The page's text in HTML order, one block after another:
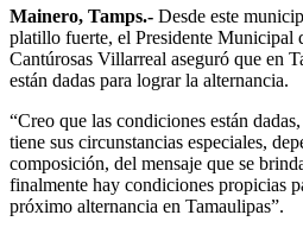
Mainero, Tamps.- Desde este
platillo fuerte, el Presidente Municipal
Cantúrosas Villarreal aseguró que en
están dadas para lograr la alternancia.
“Creo que las condiciones están
tiene sus circunstancias especiales,
composición, del mensaje que se
finalmente hay condiciones propicias
próximo alternancia en Tamaulipas”.